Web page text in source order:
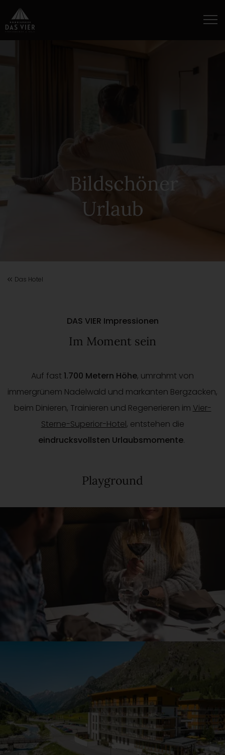
Bildschöner
Urlaub
Das Hotel
DAS VIER Impressionen
Im Moment sein
Auf fast 1.700 Metern Höhe, umrahmt von
immergrünem Nadelwald und markanten Bergzacken,
beim Dinieren, Trainieren und Regenerieren im Vier-
Sterne-Superior-Hotel, entstehen die
eindrucksvollsten Urlaubsmomente.
Playground